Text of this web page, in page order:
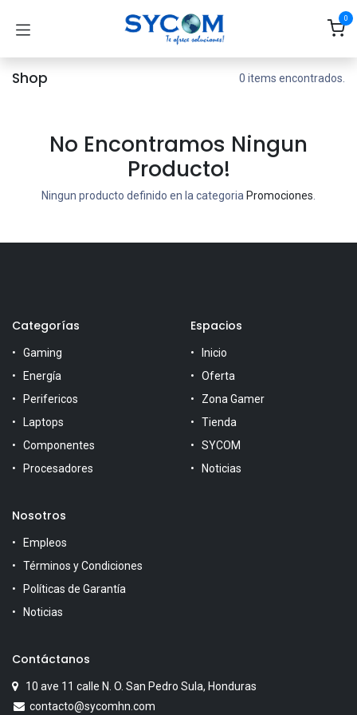
0
Shop 0 items encontrados.
No Encontramos Ningun
Producto!
Ningun producto definido en la categoria Promociones
Categorías
Gaming
Energía
Perifericos
Laptops
Componentes
Procesadores
Espacios
Inicio
Oferta
Zona Gamer
Tienda
SYCOM
Noticias
Nosotros
Empleos
Términos y Condiciones
Políticas de Garantía
Noticias
Contáctanos
10 ave 11 calle N. O. San Pedro Sula, Honduras
contacto@sycomhn.com